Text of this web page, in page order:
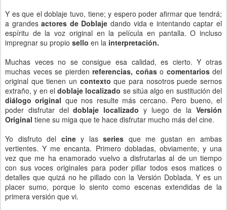
Y es que el doblaje tuvo, tiene; y espero poder afirmar que tendrá;
a grandesactores de Doblajedando vida e intentando captar el
espíritu de la voz original en la película en pantalla. O incluso
impregnar su propio sello en la interpretación.
Muchas veces no se consigue esa calidad, es cierto. Y otras
muchas veces se pierden referencias, coñaso comentarios del
original que tienen un contextoque para nosotros puede sernos
extraño, y en eldoblaje localizado se sitúa algo en sustitución del
diálogo original que nos resulte más cercano. Pero bueno, el
poder disfrutar deldoblaje localizado y luego de laVersión
Original tiene su miga que te hace disfrutar mucho más del cine.
Yo disfruto del ciney lasseries que me gustan en ambas
vertientes. Y me encanta. Primero dobladas, obviamente, y una
vez que me ha enamorado vuelvo a disfrutarlas al de un tiempo
con sus voces originales para poder pillar todos esos matices o
detalles que quizá no he pillado con la Versión Doblada. Y es un
placer sumo, porque lo siento como escenas extendidas de la
primera versión que vi.